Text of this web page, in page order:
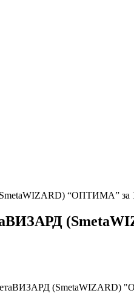
“ОПТИМА” за
(SmetaWIZARD)